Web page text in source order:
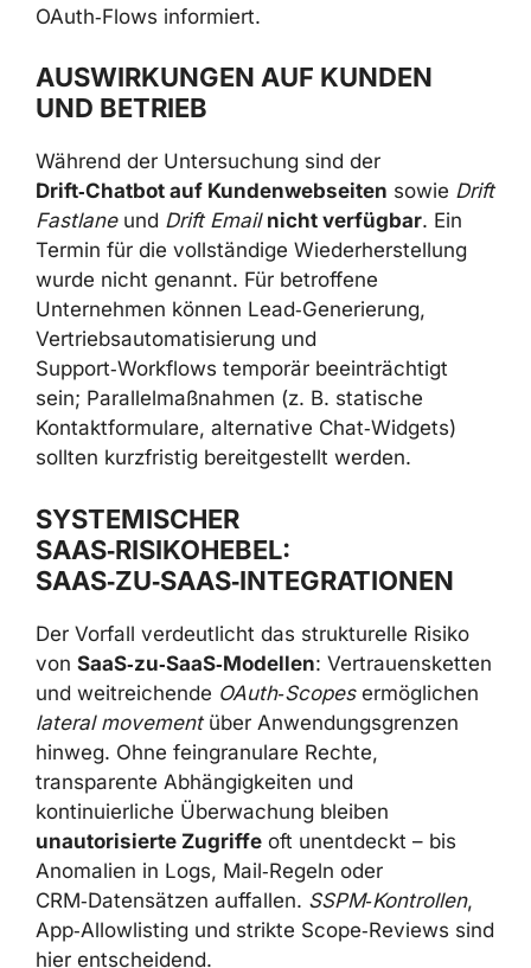
OAuth‑Flows informiert.
AUSWIRKUNGEN AUF KUNDEN
UND BETRIEB
Während der Untersuchung sind der
Drift‑Chatbot auf Kundenwebseiten sowie Drift
Fastlaneund Drift Email nicht verfügbar. Ein
Termin für die vollständige Wiederherstellung
wurde nicht genannt. Für betroffene
Unternehmen können Lead‑Generierung,
Vertriebsautomatisierung und
Support‑Workflows temporär beeinträchtigt
sein; Parallelmaßnahmen (z. B. statische
Kontaktformulare, alternative Chat‑Widgets)
sollten kurzfristig bereitgestellt werden.
SYSTEMISCHER
SAAS‑RISIKOHEBEL:
SAAS‑ZU‑SAAS‑INTEGRATIONEN
Der Vorfall verdeutlicht das strukturelle Risiko
von SaaS‑zu‑SaaS‑Modellen: Vertrauensketten
und weitreichende OAuth‑Scopesermöglichen
lateral movementüber Anwendungsgrenzen
hinweg. Ohne feingranulare Rechte,
transparente Abhängigkeiten und
kontinuierliche Überwachung bleiben
unautorisierte Zugriffe oft unentdeckt – bis
Anomalien in Logs, Mail‑Regeln oder
CRM‑Datensätzen auffallen. SSPM‑Kontrollen,
App‑Allowlisting und strikte Scope‑Reviews sind
hier entscheidend.